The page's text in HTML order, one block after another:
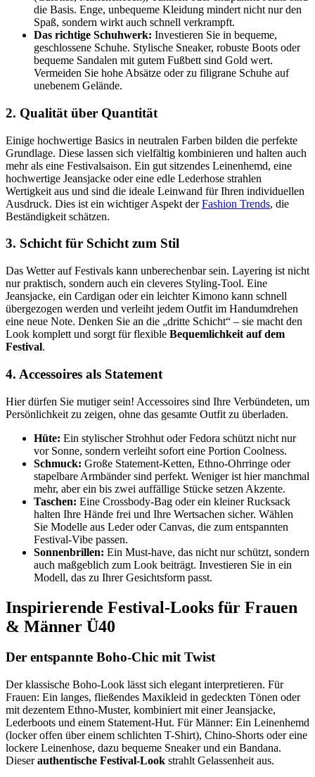
die Basis. Enge, unbequeme Kleidung mindert nicht nur den
Spaß, sondern wirkt auch schnell verkrampft.
Das richtige Schuhwerk: Investieren Sie in bequeme,
geschlossene Schuhe. Stylische Sneaker, robuste Boots oder
bequeme Sandalen mit gutem Fußbett sind Gold wert.
Vermeiden Sie hohe Absätze oder zu filigrane Schuhe auf
unebenem Gelände.
2. Qualität über Quantität
Einige hochwertige Basics in neutralen Farben bilden die perfekte
Grundlage. Diese lassen sich vielfältig kombinieren und halten auch
mehr als eine Festivalsaison. Ein gut sitzendes Leinenhemd, eine
hochwertige Jeansjacke oder eine edle Lederhose strahlen
Wertigkeit aus und sind die ideale Leinwand für Ihren individuellen
Ausdruck. Dies ist ein wichtiger Aspekt derFashion Trends, die
Beständigkeit schätzen.
3. Schicht für Schicht zum Stil
Das Wetter auf Festivals kann unberechenbar sein. Layering ist nicht
nur praktisch, sondern auch ein cleveres Styling-Tool. Eine
Jeansjacke, ein Cardigan oder ein leichter Kimono kann schnell
übergezogen werden und verleiht jedem Outfit im Handumdrehen
eine neue Note. Denken Sie an die „dritte Schicht“ – sie macht den
Look komplett und sorgt für flexible Bequemlichkeit auf dem
Festival.
4. Accessoires als Statement
Hier dürfen Sie mutiger sein! Accessoires sind Ihre Verbündeten, um
Persönlichkeit zu zeigen, ohne das gesamte Outfit zu überladen.
Hüte: Ein stylischer Strohhut oder Fedora schützt nicht nur
vor Sonne, sondern verleiht sofort eine Portion Coolness.
Schmuck: Große Statement-Ketten, Ethno-Ohrringe oder
stapelbare Armbänder sind perfekt. Weniger ist hier manchmal
mehr, aber ein bis zwei auffällige Stücke setzen Akzente.
Taschen: Eine Crossbody-Bag oder ein kleiner Rucksack
halten Ihre Hände frei und Ihre Wertsachen sicher. Wählen
Sie Modelle aus Leder oder Canvas, die zum entspannten
Festival-Vibe passen.
Sonnenbrillen: Ein Must-have, das nicht nur schützt, sondern
auch maßgeblich zum Look beiträgt. Investieren Sie in ein
Modell, das zu Ihrer Gesichtsform passt.
Inspirierende Festival-Looks für Frauen
& Männer Ü40
Der entspannte Boho-Chic mit Twist
Der klassische Boho-Look lässt sich elegant interpretieren. Für
Frauen: Ein langes, fließendes Maxikleid in gedeckten Tönen oder
mit dezentem Ethno-Muster, kombiniert mit einer Jeansjacke,
Lederboots und einem Statement-Hut. Für Männer: Ein Leinenhemd
(locker offen über einem schlichten T-Shirt), Chino-Shorts oder eine
lockere Leinenhose, dazu bequeme Sneaker und ein Bandana.
Dieserauthentische Festival-Look strahlt Gelassenheit aus.